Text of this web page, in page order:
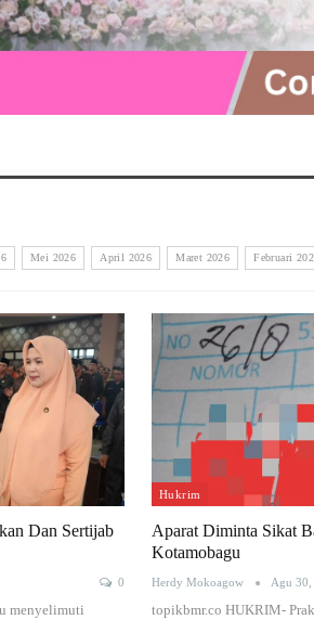
Mei 2026 April 2026 Maret 2026 Februari
Dan Sertijab
0
menyelimuti
Hukrim
Aparat Diminta Sikat
Kotamobagu
Herdy Mokoagow Agu 30,
topikbmr.co HUKRIM-